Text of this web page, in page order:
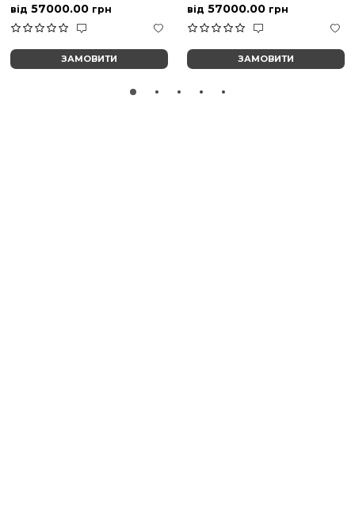
від 57000.00 грн
ЗАМОВИТИ
від 57000.00 грн
ЗАМОВИТИ